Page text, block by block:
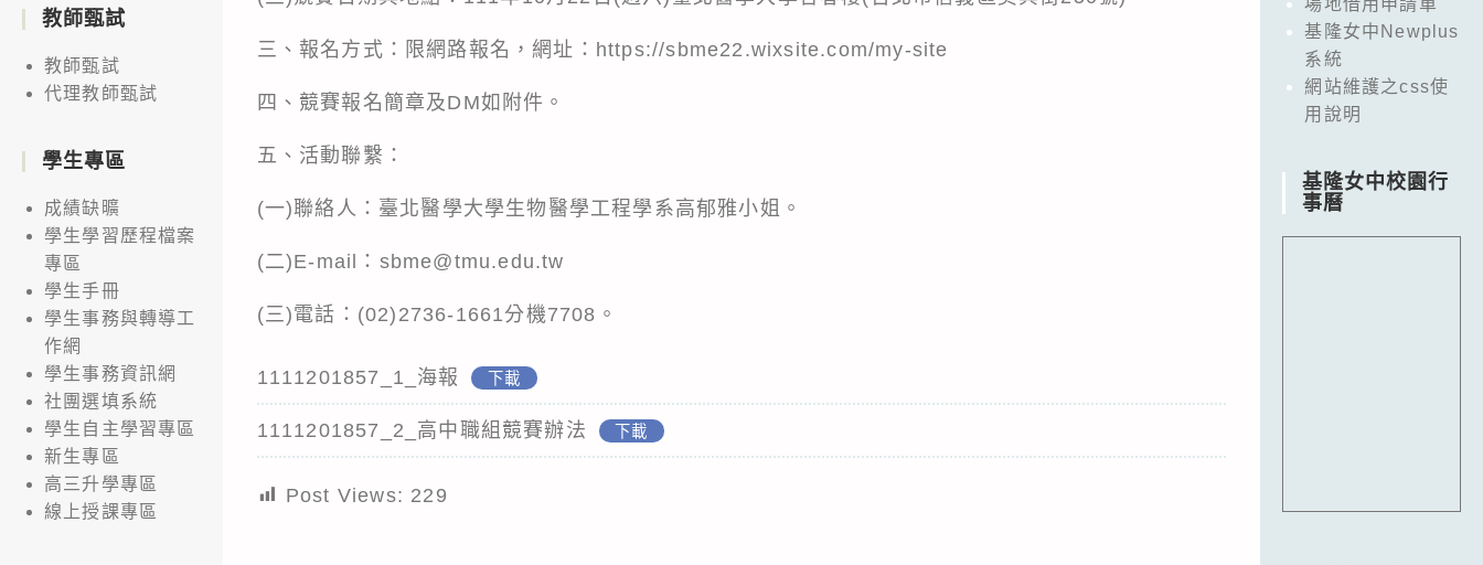
三、報名方式：限網路報名，網址：https://sbme22.wixsite.com/my-site
四、競賽報名簡章及DM如附件。
五、活動聯繫：
(一)聯絡人：臺北醫學大學生物醫學工程學系高郁雅小姐。
(二)E-mail：sbme@tmu.edu.tw
(三)電話：(02)2736-1661分機7708。
1111201857_1_海報 下載
1111201857_2_高中職組競賽辦法 下載
Post Views: 229
教師甄試
教師甄試
代理教師甄試
學生專區
成績缺曠
學生學習歷程檔案
專區
學生手冊
學生事務與轉導工
作網
學生事務資訊網
社團選填系統
學生自主學習專區
新生專區
高三升學專區
線上授課專區
場地借用申請單
基隆女中Newplus
系統
網站維護之css使
用說明
基隆女中校園行
事曆